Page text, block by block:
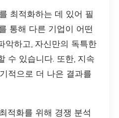
최적화하는 데 있어 필
통해 다른 기업이 어떤
악하고, 자신만의 독특한
수 있습니다. 또한, 지속
적으로 더 나은 결과를
적화를 위해 경쟁 분석